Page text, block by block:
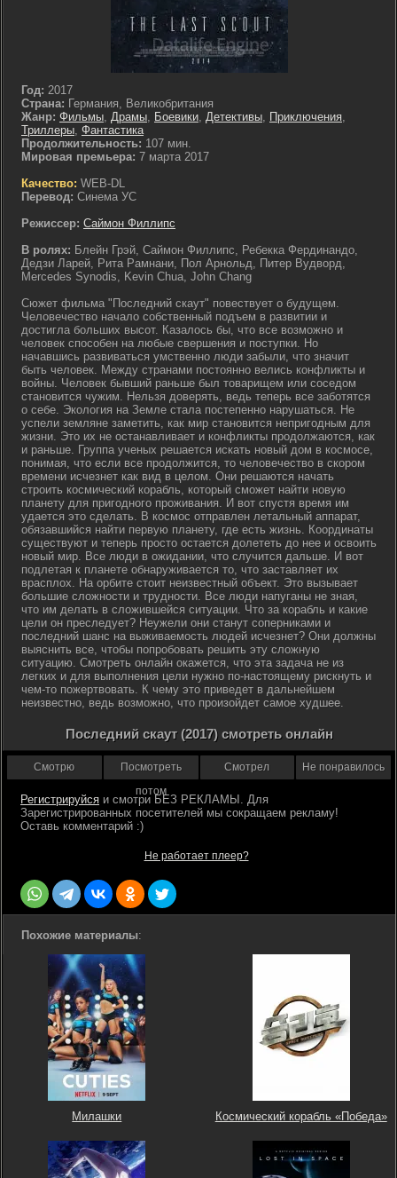
Год: 2017
Страна: Германия, Великобритания
Жанр: Фильмы, Драмы, Боевики, Детективы, Приключения,
Триллеры, Фантастика
Продолжительность: 107 мин.
Мировая премьера: 7 марта 2017
Качество: WEB-DL
Перевод: Синема УС
Режиссер: Саймон Филлипс
В ролях: Блейн Грэй, Саймон Филлипс, Ребекка Фердинандо,
Дедзи Ларей, Рита Рамнани, Пол Арнольд, Питер Вудворд,
Mercedes Synodis, Kevin Chua, John Chang
Сюжет фильма "Последний скаут" повествует о будущем.
Человечество начало собственный подъем в развитии и
достигла больших высот. Казалось бы, что все возможно и
человек способен на любые свершения и поступки. Но
начавшись развиваться умственно люди забыли, что значит
быть человек. Между странами постоянно велись конфликты и
войны. Человек бывший раньше был товарищем или соседом
становится чужим. Нельзя доверять, ведь теперь все заботятся
о себе. Экология на Земле стала постепенно нарушаться. Не
успели земляне заметить, как мир становится непригодным для
жизни. Это их не останавливает и конфликты продолжаются, как
и раньше. Группа ученых решается искать новый дом в космосе,
понимая, что если все продолжится, то человечество в скором
времени исчезнет как вид в целом. Они решаются начать
строить космический корабль, который сможет найти новую
планету для пригодного проживания. И вот спустя время им
удается это сделать. В космос отправлен летальный аппарат,
обязавшийся найти первую планету, где есть жизнь. Координаты
существуют и теперь просто остается долететь до нее и освоить
новый мир. Все люди в ожидании, что случится дальше. И вот
подлетая к планете обнаруживается то, что заставляет их
врасплох. На орбите стоит неизвестный объект. Это вызывает
большие сложности и трудности. Все люди напуганы не зная,
что им делать в сложившейся ситуации. Что за корабль и какие
цели он преследует? Неужели они станут соперниками и
последний шанс на выживаемость людей исчезнет? Они должны
выяснить все, чтобы попробовать решить эту сложную
ситуацию. Смотреть онлайн окажется, что эта задача не из
легких и для выполнения цели нужно по-настоящему рискнуть и
чем-то пожертвовать. К чему это приведет в дальнейшем
неизвестно, ведь возможно, что произойдет самое худшее.
Последний скаут (2017) смотреть онлайн
Смотрю
Посмотреть
потом
Смотрел Не понравилось
Регистрируйся
Не работает плеер?
Похожие материалы:
Милашки Космический корабль «Победа»